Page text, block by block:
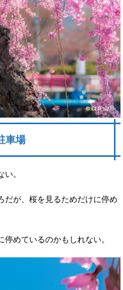
車場
。
だが、桜を見るためだけに停め
めているのかもしれない。